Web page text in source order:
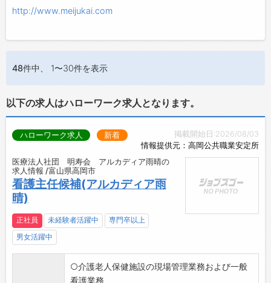
http://www.meijukai.com
48件中、 1〜30件を表示
以下の求人はハローワーク求人となります。
掲載開始日:2026/08/03
情報提供元：高岡公共職業安定所
ハローワーク求人 新着
医療法人社団 明寿会 アルカディア雨晴の
求人情報 /富山県高岡市
看護主任候補(アルカディア雨
晴)
正社員 未経験者活躍中
専門卒以上
男女活躍中
○介護老人保健施設の現場管理業務および一般
看護業務